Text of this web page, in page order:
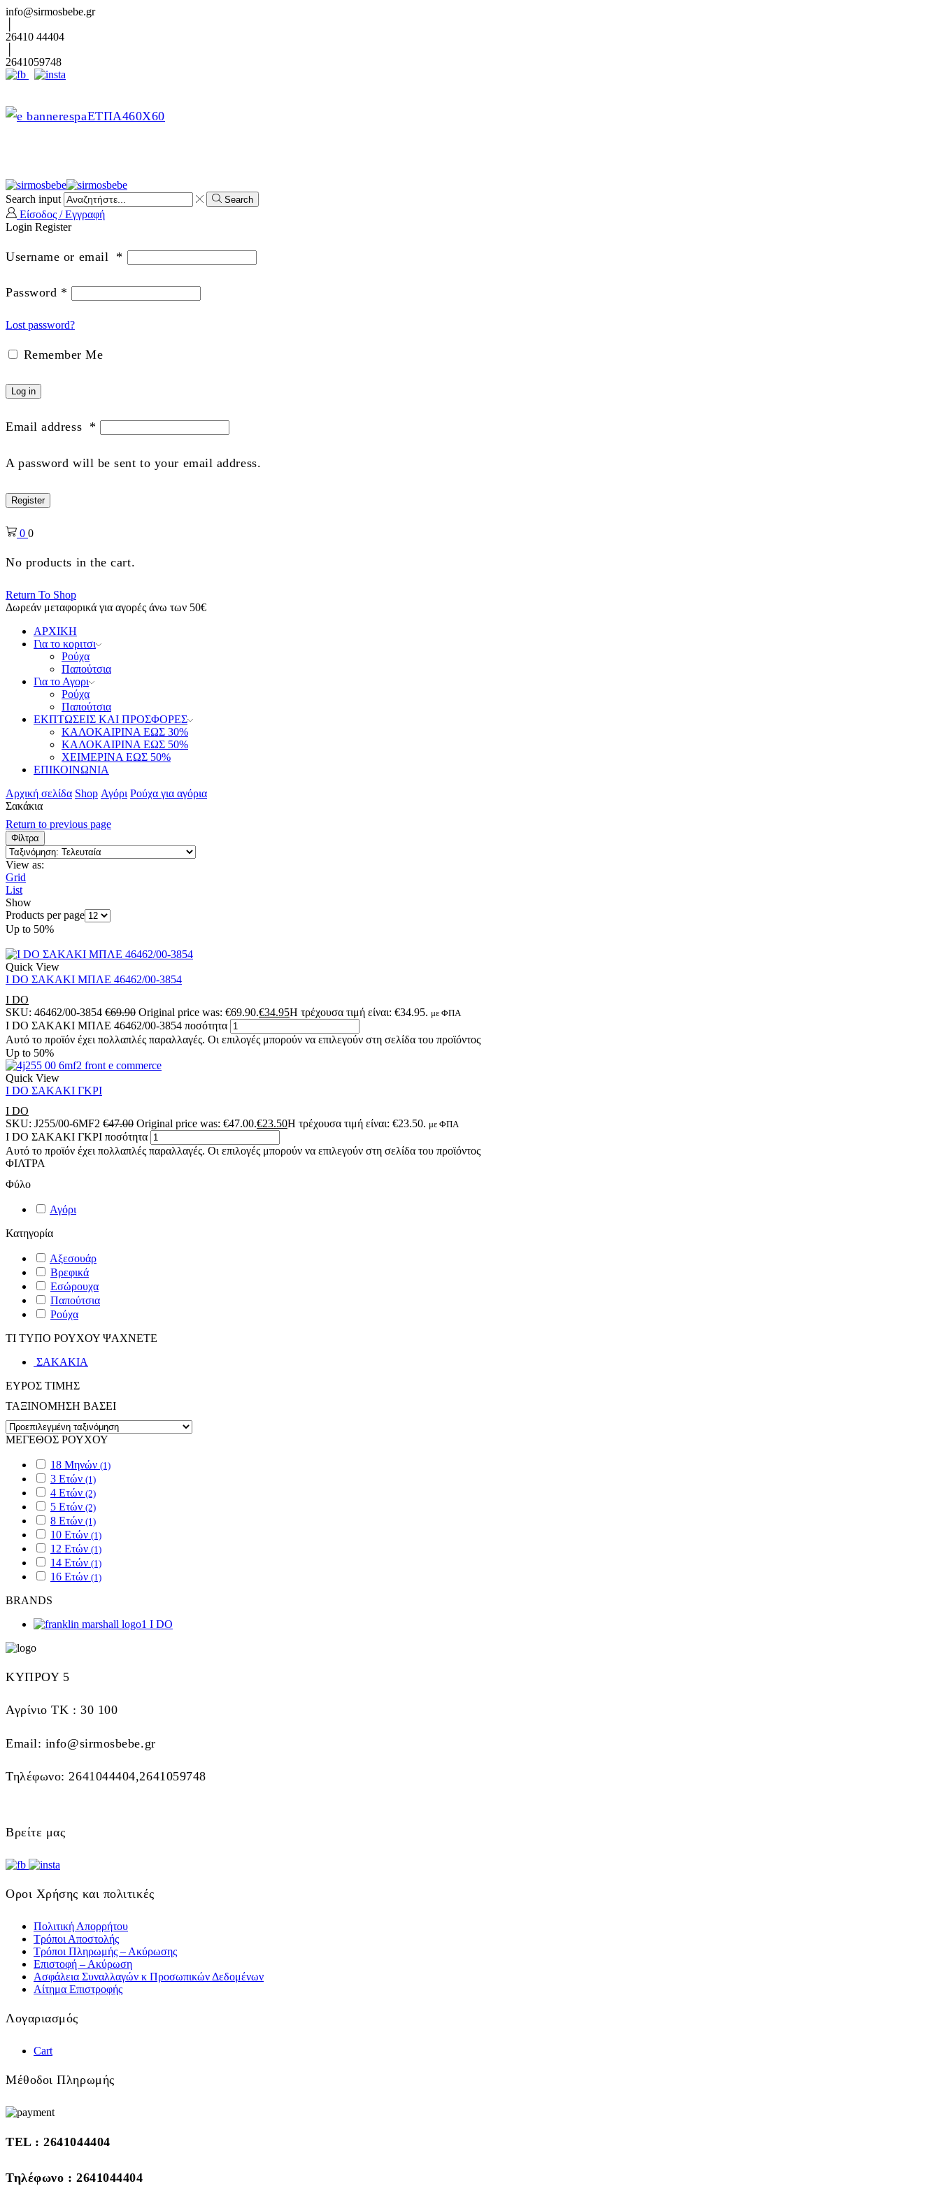
info@sirmosbebe.gr
26410 44404
2641059748
Search input Search
Είσοδος / Εγγραφή
Login Register
Username or email *
Password *
Lost password?
Remember Me
Log in
Email address *
A password will be sent to your email address.
Register
0 0
No products in the cart.
Return To Shop
Δωρεάν μεταφορικά για αγορές άνω των 50€
ΑΡΧΙΚΗ
Για το κοριτσι
Ρούχα
Παπούτσια
Για το Αγορι
Ρούχα
Παπούτσια
ΕΚΠΤΩΣΕΙΣ ΚΑΙ ΠΡΟΣΦΟΡΕΣ
ΚΑΛΟΚΑΙΡΙΝΑ ΕΩΣ 30%
ΚΑΛΟΚΑΙΡΙΝΑ ΕΩΣ 50%
ΧΕΙΜΕΡΙΝΑ ΕΩΣ 50%
ΕΠΙΚΟΙΝΩΝΙΑ
Αρχική σελίδα Shop Αγόρι Ρούχα για αγόρια
Σακάκια
Return to previous page
Φίλτρα
View as:
Grid
List
Show
Products per page
Up to 50%
Quick View
I DO ΣΑΚΑΚΙ ΜΠΛΕ 46462/00-3854
I DO
SKU: 46462/00-3854 €69.90 Original price was: €69.90.€34.95Η τρέχουσα τιμή είναι: €34.95. με ΦΠΑ
I DO ΣΑΚΑΚΙ ΜΠΛΕ 46462/00-3854 ποσότητα
Αυτό το προϊόν έχει πολλαπλές παραλλαγές. Οι επιλογές μπορούν να επιλεγούν στη σελίδα του προϊόντος
Up to 50%
Quick View
I DO ΣΑΚΑΚΙ ΓΚΡΙ
I DO
SKU: J255/00-6MF2 €47.00 Original price was: €47.00.€23.50Η τρέχουσα τιμή είναι: €23.50. με ΦΠΑ
I DO ΣΑΚΑΚΙ ΓΚΡΙ ποσότητα
Αυτό το προϊόν έχει πολλαπλές παραλλαγές. Οι επιλογές μπορούν να επιλεγούν στη σελίδα του προϊόντος
ΦΙΛΤΡΑ
Φύλο
Αγόρι
Κατηγορία
Αξεσουάρ
Βρεφικά
Εσώρουχα
Παπούτσια
Ρούχα
ΤΙ ΤΥΠΟ ΡΟΥΧΟΥ ΨΑΧΝΕΤΕ
ΣΑΚΑΚΙΑ
ΕΥΡΟΣ ΤΙΜΗΣ
ΤΑΞΙΝΟΜΗΣΗ ΒΑΣΕΙ
ΜΕΓΕΘΟΣ ΡΟΥΧΟΥ
18 Μηνών (1)
3 Ετών (1)
4 Ετών (2)
5 Ετών (2)
8 Ετών (1)
10 Ετών (1)
12 Ετών (1)
14 Ετών (1)
16 Ετών (1)
BRANDS
I DO
ΚΥΠΡΟΥ 5
Αγρίνιο ΤΚ : 30 100
Email: info@sirmosbebe.gr
Τηλέφωνο: 2641044404,2641059748
Βρείτε μας
Οροι Χρήσης και πολιτικές
Πολιτική Απορρήτου
Τρόποι Αποστολής
Τρόποι Πληρωμής – Ακύρωσης
Επιστοφή – Ακύρωση
Ασφάλεια Συναλλαγών κ Προσωπικών Δεδομένων
Αίτημα Επιστροφής
Λογαριασμός
Cart
Μέθοδοι Πληρωμής
TEL : 2641044404
Τηλέφωνο : 2641044404